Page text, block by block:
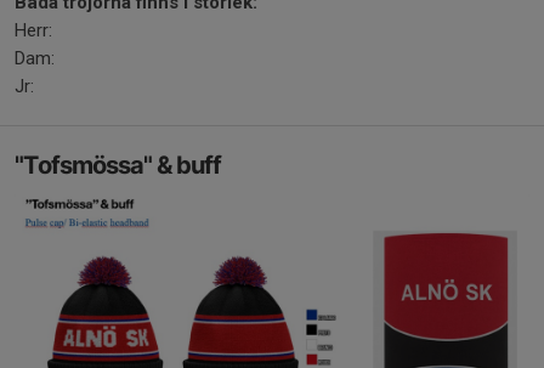
Herr:
Dam:
Jr:
"Tofsmössa" & buff